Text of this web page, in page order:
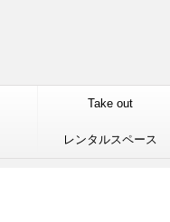
Take out
レンタルスペース